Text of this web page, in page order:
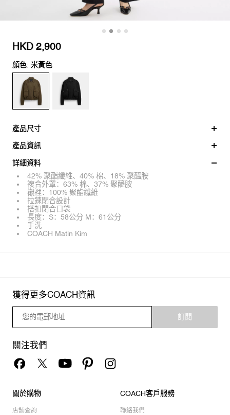
HKD 2,900
顏色: 米黃色
產品尺寸
產品資訊
詳細資料
42% 聚酯纖維、40% 棉、18% 聚醯胺
複合外罩：63% 棉、37% 聚醯胺
襯裡：100% 聚酯纖維
拉鍊閉合設計
搭扣閉合口袋
長度：S：58公分 M：61公分
手洗
COACH Matin Kim
獲得更多COACH資訊
訂閱
關注我們
關於購物
店舖查詢
COACH客戶服務
聯絡我們